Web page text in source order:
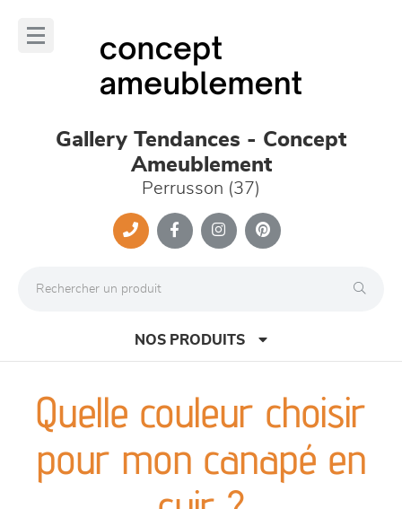
Gallery Tendances - Concept
Ameublement
Perrusson (37)
NOS PRODUITS
canapés et fauteuils
séjours
Quelle couleur choisir
pour mon canapé en